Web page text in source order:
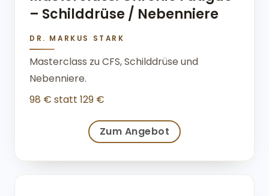
– Schilddrüse / Nebenniere
DR. MARKUS STARK
Masterclass zu CFS, Schilddrüse und
Nebenniere.
98 € statt 129 €
Zum Angebot